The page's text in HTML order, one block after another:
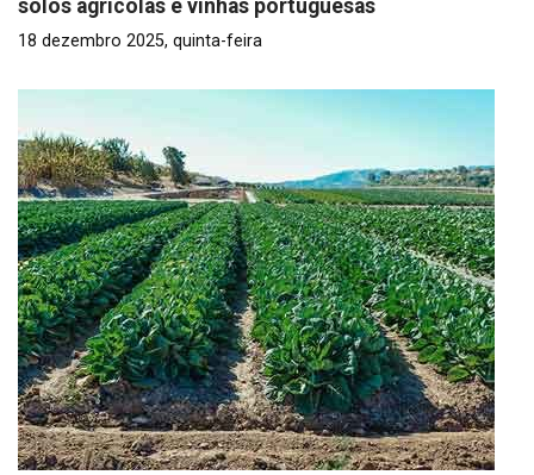
solos agrícolas e vinhas portuguesas
18 dezembro 2025, quinta-feira